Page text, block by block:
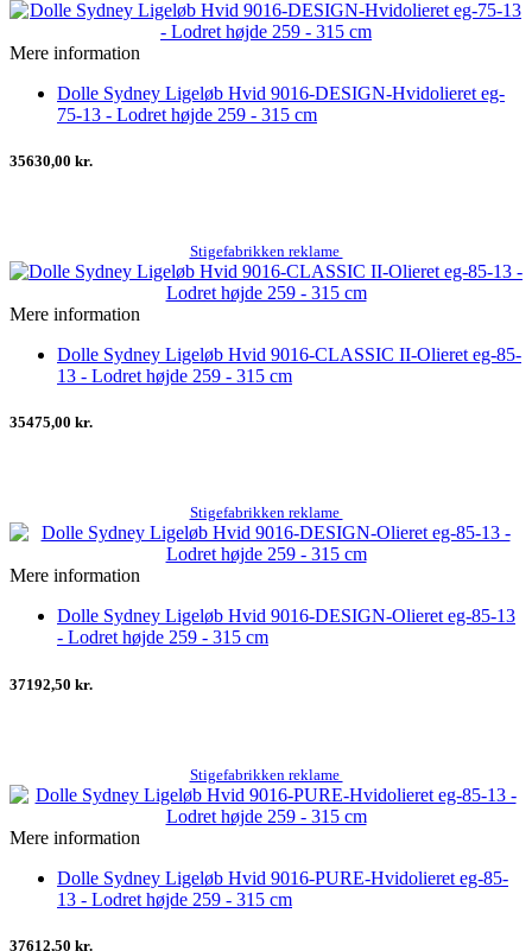
Mere information
Dolle Sydney Ligeløb Hvid 9016-DESIGN-Hvidolieret eg-
75-13 - Lodret højde 259 - 315 cm
35630,00 kr.
Stigefabrikken reklame
Mere information
Dolle Sydney Ligeløb Hvid 9016-CLASSIC II-Olieret eg-85-
13 - Lodret højde 259 - 315 cm
35475,00 kr.
Stigefabrikken reklame
Mere information
Dolle Sydney Ligeløb Hvid 9016-DESIGN-Olieret eg-85-13
- Lodret højde 259 - 315 cm
37192,50 kr.
Stigefabrikken reklame
Mere information
Dolle Sydney Ligeløb Hvid 9016-PURE-Hvidolieret eg-85-
13 - Lodret højde 259 - 315 cm
37612,50 kr.